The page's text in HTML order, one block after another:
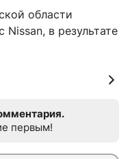
области
Nissan, в результате
первым!